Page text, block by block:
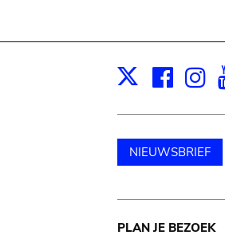
X
NIEUWSBRIEF
PLAN JE BEZOEK